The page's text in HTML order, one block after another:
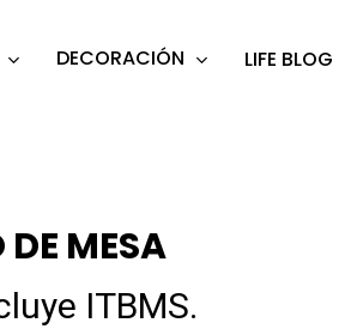
DECORACIÓN LIFE BLOG
MESA
ITBMS.